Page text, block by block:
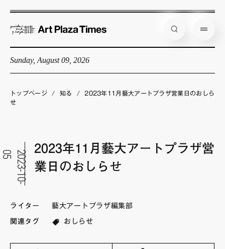
Sunday, August 09, 2026
企画展情報
アーティスト
店舗からのお知らせ
トップページ / 知る /
2023年11月藝大アートプラザ営業日のおしら
せ
2
0
2
3
-
1
0
-
0
5
2023年11月藝大アートプラザ営
業日のおしらせ
ライター 藝大アートプラザ編集部
関連タグ おしらせ